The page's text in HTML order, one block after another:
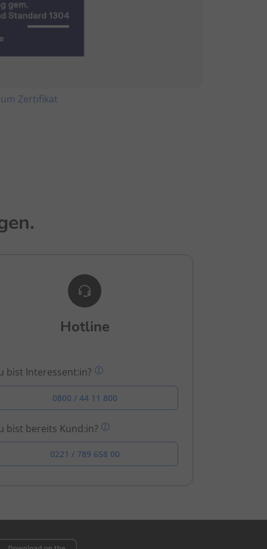
Zertifikat
Hotline
bist Interessent:in?
0800 / 44 11 800
bist bereits Kund:in?
0221 / 789 658 00